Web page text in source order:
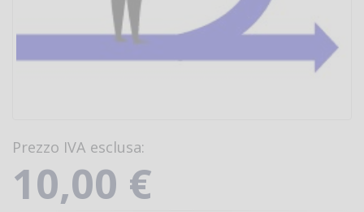
Prezzo IVA esclusa:
10,00 €